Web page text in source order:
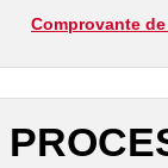
Comprovante